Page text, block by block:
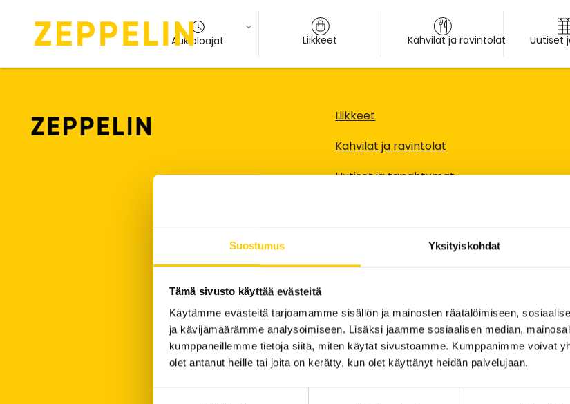
Suostumus Yksityiskohdat
Tämä sivusto käyttää evästeitä
Käytämme evästeitä tarjoamamme sisällön ja mainosten räätälöimiseen,
ja kävijämäärämme analysoimiseen. Lisäksi jaamme sosiaalisen median,
kumppaneillemme tietoja siitä, miten käytät sivustoamme. Kumppanimme voivat
olet antanut heille tai joita on kerätty, kun olet käyttänyt heidän palvelujaan.
Aukioloajat Liikkeet Kahvilat ja ravintolat Uutiset
Liikkeet
Kahvilat ja ravintolat
Uutiset ja tapahtumat
Pohjakartta
Powered by HyperIn